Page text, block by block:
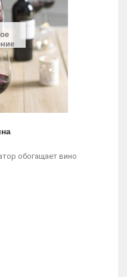
обогащает вино